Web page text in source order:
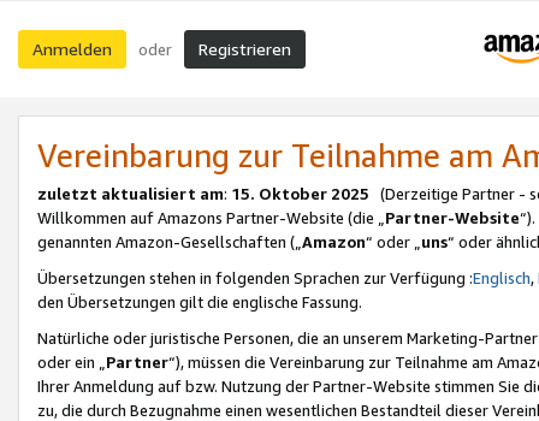
Anmelden oder Registrieren
Vereinbarung zur Teilnahme am
zuletzt aktualisiert am: 15. Oktober 2025 (Derzeitige Partner -
Willkommen auf Amazons Partner-Website (die „Partner-Website
genannten Amazon-Gesellschaften („Amazon“ oder „uns“ oder
Übersetzungen stehen in folgenden Sprachen zur Verfügung :Englisch,
den Übersetzungen gilt die englische Fassung.
Natürliche oder juristische Personen, die an unserem Marketing-
oder ein „Partner“), müssen die Vereinbarung zur Teilnahme am
Ihrer Anmeldung auf bzw. Nutzung der Partner-Website stimmen Sie
zu, die durch Bezugnahme einen wesentlichen Bestandteil dieser